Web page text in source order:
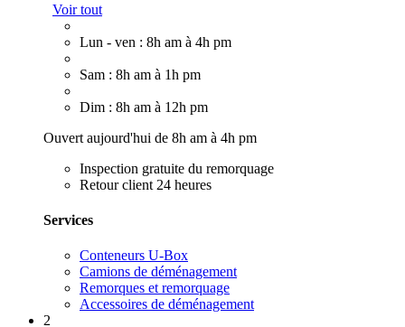
Voir tout
Lun - ven : 8h am à 4h pm
Sam : 8h am à 1h pm
Dim : 8h am à 12h pm
Ouvert aujourd'hui de 8h am à 4h pm
Inspection gratuite du remorquage
Retour client 24 heures
Services
Conteneurs U-Box
Camions de déménagement
Remorques et remorquage
Accessoires de déménagement
2